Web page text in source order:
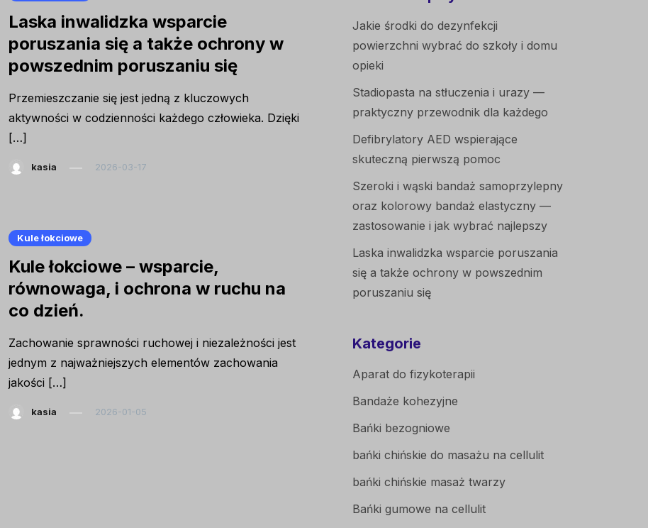
Laska inwalidzka wsparcie
poruszania się a także ochrony w
powszednim poruszaniu się
Przemieszczanie się jest jedną z kluczowych
aktywności w codzienności każdego człowieka. Dzięki
[…]
kasia 2026-03-17
Kule łokciowe
Kule łokciowe – wsparcie,
równowaga, i ochrona w ruchu na
co dzień.
Zachowanie sprawności ruchowej i niezależności jest
jednym z najważniejszych elementów zachowania
jakości […]
kasia 2026-01-05
Jakie środki do dezynfekcji
powierzchni wybrać do szkoły i domu
opieki
Stadiopasta na stłuczenia i urazy —
praktyczny przewodnik dla każdego
Defibrylatory AED wspierające
skuteczną pierwszą pomoc
Szeroki i wąski bandaż samoprzylepny
oraz kolorowy bandaż elastyczny —
zastosowanie i jak wybrać najlepszy
Laska inwalidzka wsparcie poruszania
się a także ochrony w powszednim
poruszaniu się
Kategorie
Aparat do fizykoterapii
Bandaże kohezyjne
Bańki bezogniowe
bańki chińskie do masażu na cellulit
bańki chińskie masaż twarzy
Bańki gumowe na cellulit